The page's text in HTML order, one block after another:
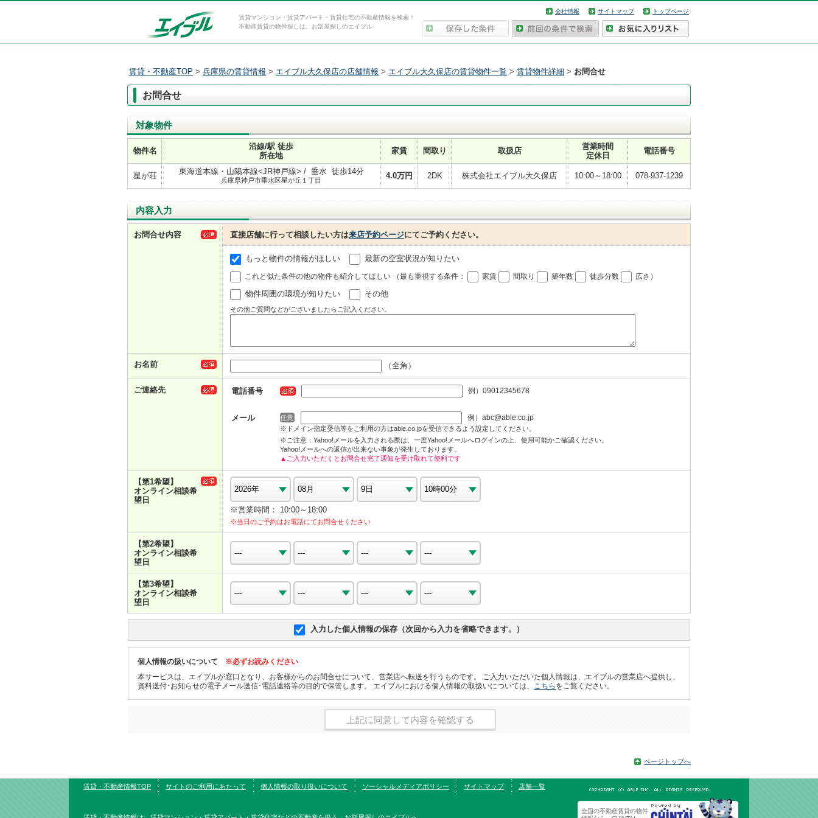
賃貸マンション・賃貸アパート・賃貸住宅の不動産情報を検索！
不動産賃貸の物件探しは、お部屋探しのエイブル
会社情報 サイトマップ トップページ
賃貸・不動産TOP > 兵庫県の賃貸情報 > エイブル大久保店の店舗情報 > エイブル大久保店の賃貸物件一覧 > 賃貸物件詳細 > お問合せ
お問合せ
対象物件
物件名
沿線/駅 徒歩
所在地
家賃 間取り 取扱店
営業時間
定休日
電話番号
星が荘 東海道本線・山陽本線<JR神戸線> / 垂水 徒歩14分
兵庫県神戸市垂水区星が丘１丁目 4.0万円 2DK 株式会社エイブル大久保店 10:00～18:00 078-937-1239
内容入力
お問合せ内容 直接店舗に行って相談したい方は来店予約ページにてご予約ください。
もっと物件の情報がほしい 最新の空室状況が知りたい
これと似た条件の他の物件も紹介してほしい （最も重視する条件： 家賃 間取り 築年数 徒歩分数 広さ ）
物件周囲の環境が知りたい その他
その他ご質問などがございましたらご記入ください。
お名前 （全角）
ご連絡先 電話番号 例）09012345678
メール 任意 例）abc@able.co.jp
※ドメイン指定受信等をご利用の方はable.co.jpを受信できるよう設定してください。
※ご注意：Yahoo!メールを入力される際は、一度Yahoo!メールへログインの上、使用可能かご確認ください。
Yahoo!メールへの返信が出来ない事象が発生しております。
▲ご入力いただくとお問合せ完了通知を受け取れて便利です
【第1希望】
オンライン相談希
望日
※営業時間： 10:00～18:00
※当日のご予約はお電話にてお問合せください
【第2希望】
オンライン相談希
望日
【第3希望】
オンライン相談希
望日
入力した個人情報の保存（次回から入力を省略できます。）
個人情報の扱いについて
※必ずお読みください
本サービスは、エイブルが窓口となり、お客様からのお問合せについて、営業店へ転送を行うものです。 ご入力いただいた個人情報は、エイブルの営業店へ提供し、
資料送付･お知らせの電子メール送信･電話連絡等の目的で保管します。 エイブルにおける個人情報の取扱いについては、
こちら をご覧ください。
上記に同意して内容を確認する
ページトップへ
賃貸・不動産情報TOP サイトのご利用にあたって 個人情報の取り扱いについて ソーシャルメディアポリシー サイトマップ 店舗一覧
全国の不動産賃貸の物件